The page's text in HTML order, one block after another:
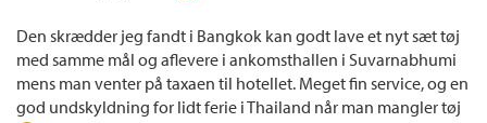
Den skrædder jeg fandt i Bangkok kan godt lave et nyt sæt tøj
med samme mål og aflevere i ankomsthallen i Suvarnabhumi
mens man venter på taxaen til hotellet. Meget fin service, og en
god undskyldning for lidt ferie i Thailand når man mangler tøj